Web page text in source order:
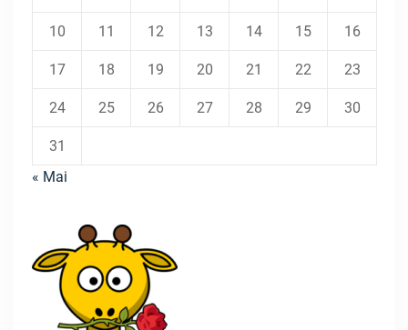
10 11 12 13 14 15 16
17 18 19 20 21 22 23
24 25 26 27 28 29 30
31
« Mai